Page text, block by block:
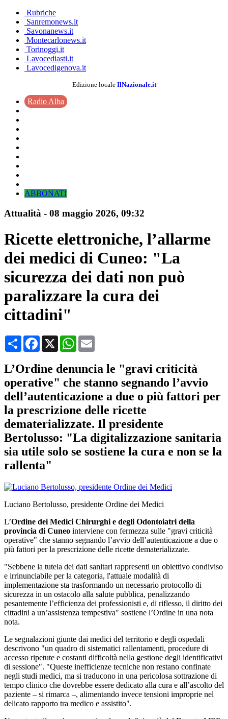
Rubriche
Sanremonews.it
Savonanews.it
Montecarlonews.it
Torinoggi.it
Lavocediasti.it
Lavocedigenova.it
Edizione locale IlNazionale.it
Radio Alba
ABBONATI
Attualità - 08 maggio 2026, 09:32
Ricette elettroniche, l’allarme
dei medici di Cuneo: "La
sicurezza dei dati non può
paralizzare la cura dei
cittadini"
CondividiFacebook
X WhatsApp
L’Ordine denuncia le "gravi criticità
operative" che stanno segnando l’avvio
dell’autenticazione a due o più fattori per
la prescrizione delle ricette
dematerializzate. Il presidente
Bertolusso: "La digitalizzazione sanitaria
sia utile solo se sostiene la cura e non se la
rallenta"
Luciano Bertolusso, presidente Ordine dei Medici
L’Ordine dei Medici Chirurghi e degli Odontoiatri della
provincia di Cuneo interviene con fermezza sulle "gravi criticità
operative" che stanno segnando l’avvio dell’autenticazione a due o
più fattori per la prescrizione delle ricette dematerializzate.
"Sebbene la tutela dei dati sanitari rappresenti un obiettivo condiviso
e irrinunciabile per la categoria, l'attuale modalità di
implementazione sta trasformando un necessario protocollo di
sicurezza in un ostacolo alla salute pubblica, penalizzando
pesantemente l’efficienza dei professionisti e, di riflesso, il diritto dei
cittadini a un’assistenza tempestiva" sostiene l’Ordine in una nota
nota.
Le segnalazioni giunte dai medici del territorio e degli ospedali
descrivono "un quadro di sistematici rallentamenti, procedure di
accesso ripetute e costanti difficoltà nella gestione degli identificativi
di sessione". "Queste inefficienze tecniche non restano confinate
negli studi medici, ma si traducono in una pericolosa sottrazione di
tempo clinico che dovrebbe essere dedicato alla cura e all’ascolto del
paziente – si rimarca –, alimentando invece tensioni improprie nel
delicato rapporto tra medico e assistito".